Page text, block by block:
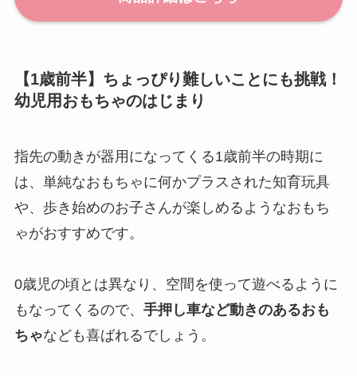
【1歳前半】ちょっぴり難しいことにも挑戦！
幼児用おもちゃのはじまり
指先の動きが器用になってくる1歳前半の時期に
は、単純なおもちゃに何かプラスされた知育玩具
や、歩き始めのお子さんが楽しめるようなおもち
ゃがおすすめです。
0歳児の頃とは異なり、空間を使って遊べるように
もなってくるので、 手押し車など動きのあるおも
ちゃなども喜ばれるでしょう。